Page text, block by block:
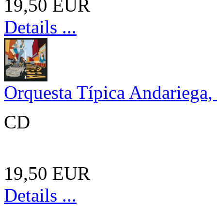
19,50 EUR
Details ...
Orquesta Típica
CD
19,50 EUR
Details ...